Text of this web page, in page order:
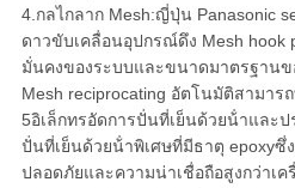
4.กลไกลาก Mesh:ญี่ปุ่น Panasonic
ดาวขับเคลื่อนอุปกรณ์ดึง Mesh hook
มั่นคงของระบบและขนาดมาตรฐานข
Mesh reciprocating อัตโนมัติสามา
5อิเล็กทรอัดการปั่นที่เย็นด้วยน้ําและ
ปั่นที่เย็นด้วยน้ําพิเศษที่มีธาตุ epoxyซึ่
ปลอดภัยและความน่าเชื่อถือสูงกว่าเ